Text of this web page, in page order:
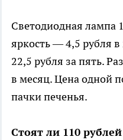
Светодиодная лампа
яркость — 4,5 рубля
22,5 рубля за пять.
в месяц. Цена одной
пачки печенья.
Стоят ли 110